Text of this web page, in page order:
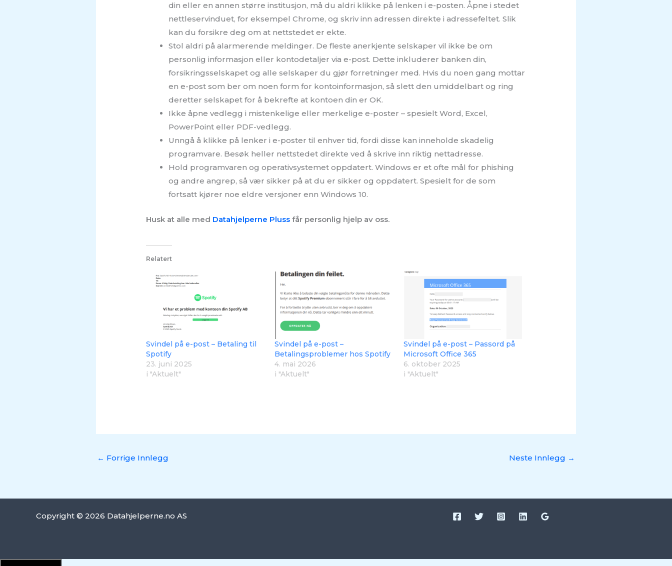
din eller en annen større institusjon, må du aldri klikke på lenken i e-posten. Åpne i stedet
nettleservinduet, for eksempel Chrome, og skriv inn adressen direkte i adressefeltet. Slik
kan du forsikre deg om at nettstedet er ekte.
Stol aldri på alarmerende meldinger. De fleste anerkjente selskaper vil ikke be om
personlig informasjon eller kontodetaljer via e-post. Dette inkluderer banken din,
forsikringsselskapet og alle selskaper du gjør forretninger med. Hvis du noen gang mottar
en e-post som ber om noen form for kontoinformasjon, så slett den umiddelbart og ring
deretter selskapet for å bekrefte at kontoen din er OK.
Ikke åpne vedlegg i mistenkelige eller merkelige e-poster – spesielt Word, Excel,
PowerPoint eller PDF-vedlegg.
Unngå å klikke på lenker i e-poster til enhver tid, fordi disse kan inneholde skadelig
programvare. Besøk heller nettstedet direkte ved å skrive inn riktig nettadresse.
Hold programvaren og operativsystemet oppdatert. Windows er et ofte mål for phishing
og andre angrep, så vær sikker på at du er sikker og oppdatert. Spesielt for de som
fortsatt kjører noe eldre versjoner enn Windows 10.
Husk at alle med Datahjelperne Pluss får personlig hjelp av oss.
Relatert
Svindel på e-post – Betaling til
Spotify
23. juni 2025
i "Aktuelt"
Svindel på e-post –
Betalingsproblemer hos Spotify
4. mai 2026
i "Aktuelt"
Svindel på e-post – Passord på
Microsoft Office 365
6. oktober 2025
i "Aktuelt"
← Forrige Innlegg Neste Innlegg →
Copyright © 2026 Datahjelperne.no AS